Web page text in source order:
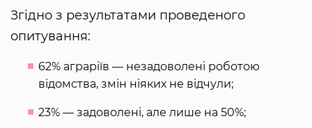
Згідно з результатами проведеного
опитування:
62% аграріїв — незадоволені роботою
відомства, змін ніяких не відчули;
23% — задоволені, але лише на 50%;